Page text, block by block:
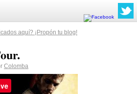
aquí? ¡Propón tu blog!
Colomba